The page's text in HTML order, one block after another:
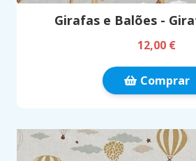
Girafas e Balões -
12,00 €
Comprar